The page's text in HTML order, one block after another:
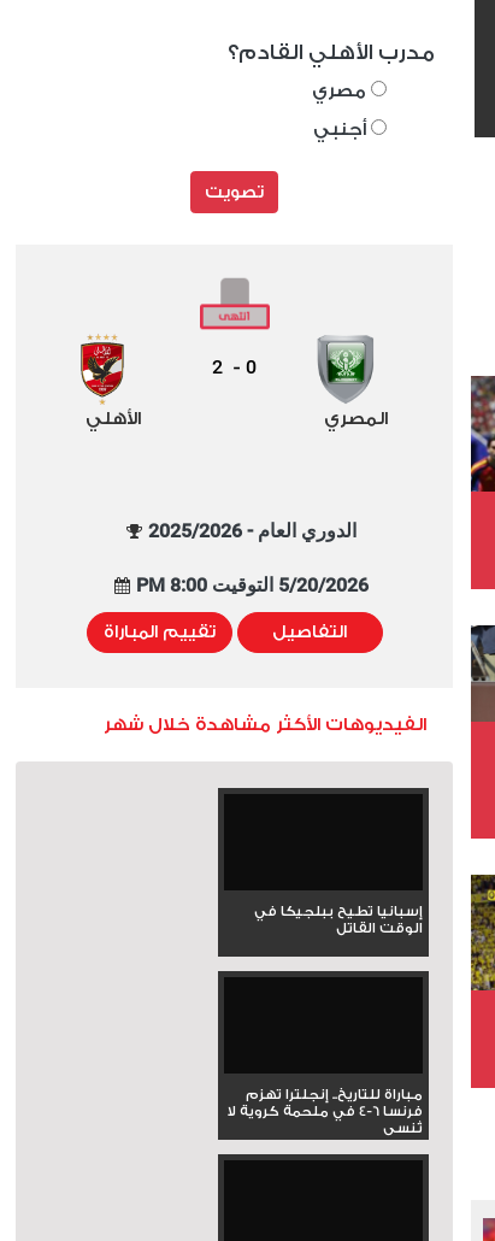
مدرب الأهلي القادم؟
مصري
أجنبي
تصويت
المصري
0
-
2
الأهلي
الدوري العام - 2025/2026
5/20/2026 التوقيت 8:00 PM
التفاصيل تقييم المباراة
الفيديوهات الأكثر مشاهدة خلال شهر
إسبانيا تطيح ببلجيكا في
الوقت القاتل
مباراة للتاريخ.. إنجلترا تهزم
فرنسا 6-4 في ملحمة كروية لا
تُنسى